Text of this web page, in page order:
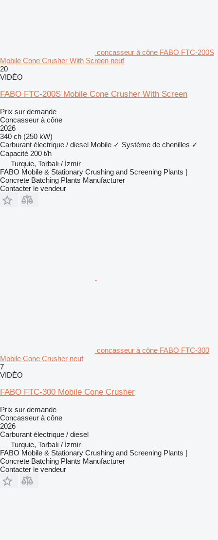
concasseur à cône FABO FTC-200S
Mobile Cone Crusher With Screen neuf
20
VIDÉO
FABO FTC-200S Mobile Cone Crusher With Screen
Prix sur demande
Concasseur à cône
2026
340 ch (250 kW)
Carburant électrique / diesel Mobile ✓ Système de chenilles ✓
Capacité 200 t/h
Turquie, Torbalı / İzmir
FABO Mobile & Stationary Crushing and Screening Plants |
Concrete Batching Plants Manufacturer
Contacter le vendeur
concasseur à cône FABO FTC-300
Mobile Cone Crusher neuf
7
VIDÉO
FABO FTC-300 Mobile Cone Crusher
Prix sur demande
Concasseur à cône
2026
Carburant électrique / diesel
Turquie, Torbalı / İzmir
FABO Mobile & Stationary Crushing and Screening Plants |
Concrete Batching Plants Manufacturer
Contacter le vendeur